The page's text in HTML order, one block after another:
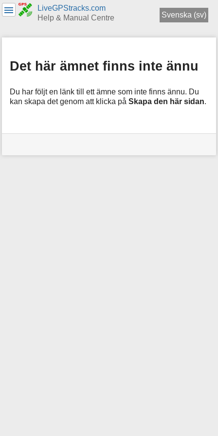
LiveGPStracks.com
Help & Manual Centre
Svenska (sv)
Det här ämnet finns inte ännu
Du har följt en länk till ett ämne som inte finns ännu. Du
kan skapa det genom att klicka påSkapa den här sidan.